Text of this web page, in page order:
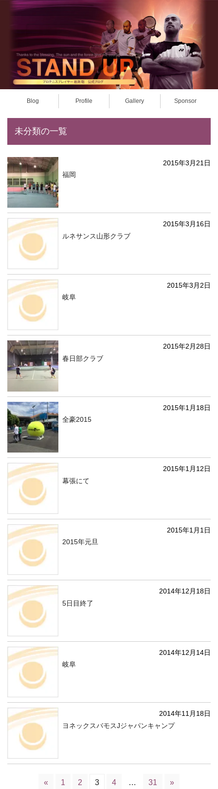
Blog Profile Gallery Sponsor
未分類の一覧
2015年3月21日
福岡
2015年3月16日
ルネサンス山形クラブ
2015年3月2日
岐阜
2015年2月28日
春日部クラブ
2015年1月18日
全豪2015
2015年1月12日
幕張にて
2015年1月1日
2015年元旦
2014年12月18日
5日目終了
2014年12月14日
岐阜
2014年11月18日
ヨネックスバモスJジャパンキャンプ
« 1 2 3 4 … 31 »